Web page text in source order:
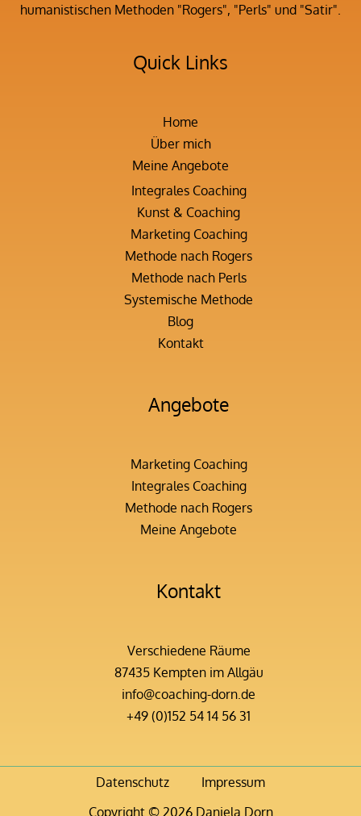
humanistischen Methoden "Rogers", "Perls" und "Satir".
Quick Links
Home
Über mich
Meine Angebote
Integrales Coaching
Kunst & Coaching
Marketing Coaching
Methode nach Rogers
Methode nach Perls
Systemische Methode
Blog
Kontakt
Angebote
Marketing Coaching
Integrales Coaching
Methode nach Rogers
Meine Angebote
Kontakt
Verschiedene Räume
87435 Kempten im Allgäu
info@coaching-dorn.de
+49 (0)152 54 14 56 31
Datenschutz
Impressum
Copyright © 2026 Daniela Dorn